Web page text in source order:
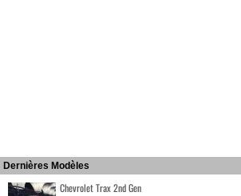
Dernières Modèles
Chevrolet Trax 2nd Gen